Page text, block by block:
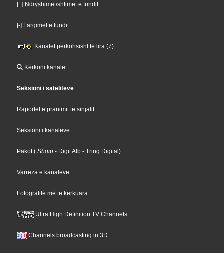
[+] Ndryshimet/shtimet e fundit
[-] Largimet e fundit
Kanalet përkohsisht të lira (7)
Kërkoni kanalet
Seksioni i satelitëve
Raportet e pranimit të sinjalit
Seksioni i kanaleve
Pakot ( Shqip - Digit Alb - Tring Digital)
Varreza e kanaleve
Fotografitë më të kërkuara
Ultra High Definition TV Channels
Channels broadcasting in 3D